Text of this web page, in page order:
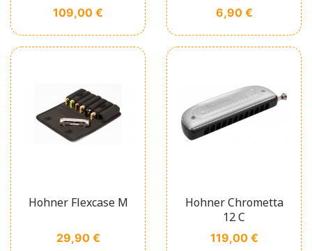
Prix
109,00 € Prix
6,90 €
Hohner Flexcase M
Prix
29,90 €
Hohner Chrometta
12 C
Prix
119,00 €